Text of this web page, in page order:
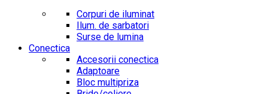
Corpuri de iluminat
Ilum. de sarbatori
Surse de lumina
Conectica
Accesorii conectica
Adaptoare
Bloc multipriza